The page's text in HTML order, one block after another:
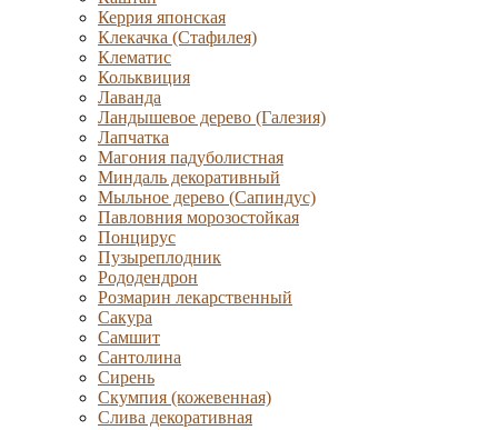
Керрия японская
Клекачка (Стафилея)
Клематис
Кольквиция
Лаванда
Ландышевое дерево (Галезия)
Лапчатка
Магония падуболистная
Миндаль декоративный
Мыльное дерево (Сапиндус)
Павловния морозостойкая
Понцирус
Пузыреплодник
Рододендрон
Розмарин лекарственный
Сакура
Самшит
Сантолина
Сирень
Скумпия (кожевенная)
Слива декоративная